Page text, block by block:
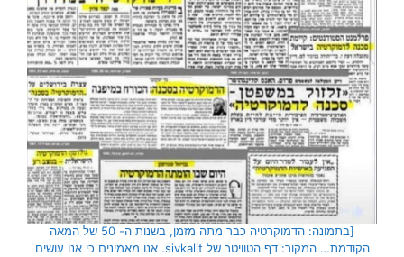
[בתמונה: הדמוקרטיה כבר מתה מזמן, בשנות ה- 50 של המאה
הקודמת… המקור: דף הטוויטר של sivkalit. אנו מאמינים כי אנו עושים